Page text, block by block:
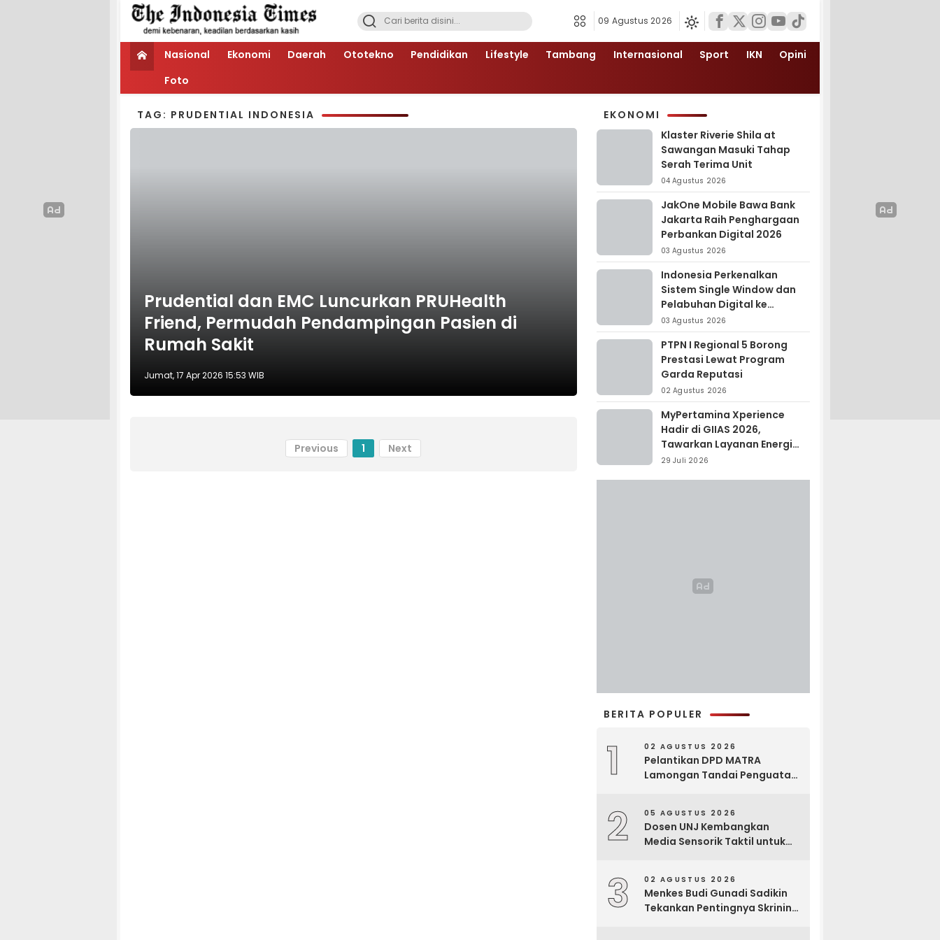
09 Agustus 2026
Nasional Ekonomi Daerah Ototekno Pendidikan Lifestyle Tambang Internasional Sport IKN
Opini
Foto
TAG: PRUDENTIAL INDONESIA
Prudential dan EMC Luncurkan PRUHealth
Friend, Permudah Pendampingan Pasien di
Rumah Sakit
Jumat, 17 Apr 2026 15:53 WIB
Previous 1 Next
EKONOMI
Klaster Riverie Shila at
Sawangan Masuki Tahap
Serah Terima Unit
04 Agustus 2026
JakOne Mobile Bawa Bank
Jakarta Raih Penghargaan
Perbankan Digital 2026
03 Agustus 2026
Indonesia Perkenalkan
Sistem Single Window dan
Pelabuhan Digital ke
Madagaskar
03 Agustus 2026
PTPN I Regional 5 Borong
Prestasi Lewat Program
Garda Reputasi
02 Agustus 2026
MyPertamina Xperience
Hadir di GIIAS 2026,
Tawarkan Layanan Energi
Terintegrasi
29 Juli 2026
BERITA POPULER
1 02 AGUSTUS 2026
Pelantikan DPD MATRA
Lamongan Tandai Penguatan
2 05 AGUSTUS 2026
Dosen UNJ Kembangkan
Media Sensorik Taktil untuk
3 02 AGUSTUS 2026
Menkes Budi Gunadi Sadikin
Tekankan Pentingnya Skrining